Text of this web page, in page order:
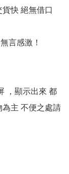
快 絕無借口
言感激！
，顯示出來 都
主 不便之處請